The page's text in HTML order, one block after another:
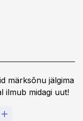
märksõnu jälgima
ilmub midagi uut!